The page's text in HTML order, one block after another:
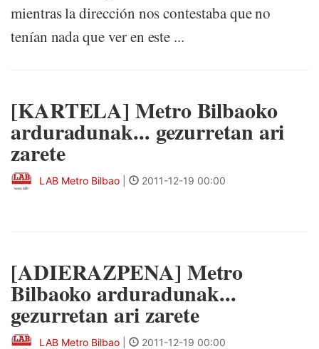
mientras la dirección nos contestaba que no
tenían nada que ver en este ...
[KARTELA] Metro Bilbaoko
arduradunak... gezurretan ari
zarete
LAB Metro Bilbao 2011-12-19 00:00
[ADIERAZPENA] Metro
Bilbaoko arduradunak...
gezurretan ari zarete
LAB Metro Bilbao 2011-12-19 00:00